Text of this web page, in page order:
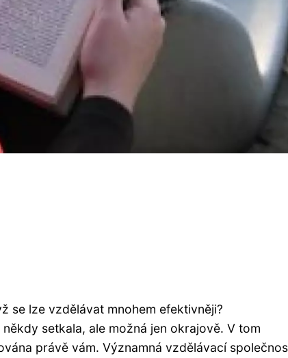
se lze vzdělávat mnohem efektivněji?
setkala, ale možná jen okrajově. V tom
právě vám. Významná vzdělávací